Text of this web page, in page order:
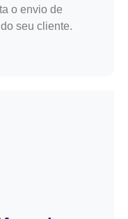
o envio de
seu cliente.